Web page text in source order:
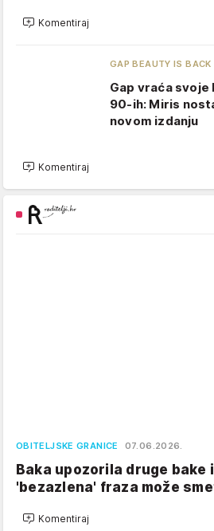
Komentiraj
GAP BEAUTY IS BACK
Gap vraća
90-ih: Miris
novom izdanju
Komentiraj
OBITELJSKE GRANICE 07.06.2026.
Baka upozorila druge bake
'bezazlena' fraza može
Komentiraj